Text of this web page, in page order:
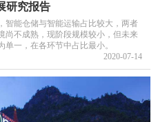
研究报告
智能仓储与智能运输占比较大，两者
尚不成熟，现阶段规模较小，但未来
一，在各环节中占比最小。
2020-07-14